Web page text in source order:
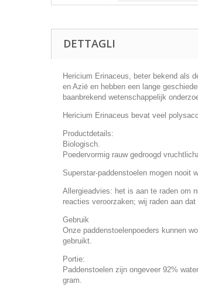
DETTAGLI
Hericium Erinaceus, beter bekend als
en Azië en hebben een lange
baanbrekend wetenschappelijk
Hericium Erinaceus bevat veel
Productdetails:
Biologisch.
Poedervormig rauw gedroogd
Superstar-paddenstoelen mogen nooit
Allergieadvies: het is aan te raden om
reacties veroorzaken; wij raden aan
Gebruik
Onze paddenstoelenpoeders kunnen
gebruikt.
Portie:
Paddenstoelen zijn ongeveer 92%
gram.